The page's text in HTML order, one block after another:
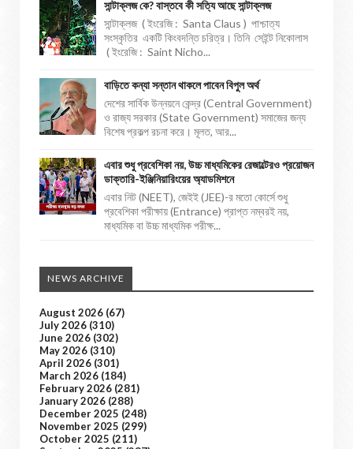
সান্টাক্লজ কে? বাস্তবে কী সত্যি আছে সান্টাক্লজ
সান্টাক্লজ ( ইংরেজি : Santa Claus ) পাশ্চাত্য
সংস্কৃতির একটি কিংবদন্তি চরিত্র। তিনি সেইন্ট নিকোলাস
( ইংরেজি : Saint Nicho...
বাড়িতে কন্যা সন্তান থাকলে পাবেন বিপুল অর্থ
দেশের সার্বিক উন্নয়নে কেন্দ্র (Central Government)
ও রাজ্য সরকার (State Government) সমাজের জন্য
বিশেষ প্রকল্প রচনা করে। মূলত, আর...
এবার শুধু প্রবেশিকা নয়, উচ্চ মাধ্যমিকের রেজাল্টেরও প্রয়োজন
ডাক্তারি-ইঞ্জিনিয়ারিংয়ের অ্যাডমিশনে
এবার নিট (NEET), জেইই (JEE)-র মতো কোর্সে শুধু
প্রবেশিকা পরীক্ষায় (Entrance) প্রাপ্ত নম্বরই নয়,
মাধ্যমিক বা উচ্চ মাধ্যমিক পরীক্ষ...
NEWS ARCHIVE
August 2026 (67)
July 2026 (310)
June 2026 (302)
May 2026 (310)
April 2026 (301)
March 2026 (184)
February 2026 (281)
January 2026 (288)
December 2025 (248)
November 2025 (299)
October 2025 (211)